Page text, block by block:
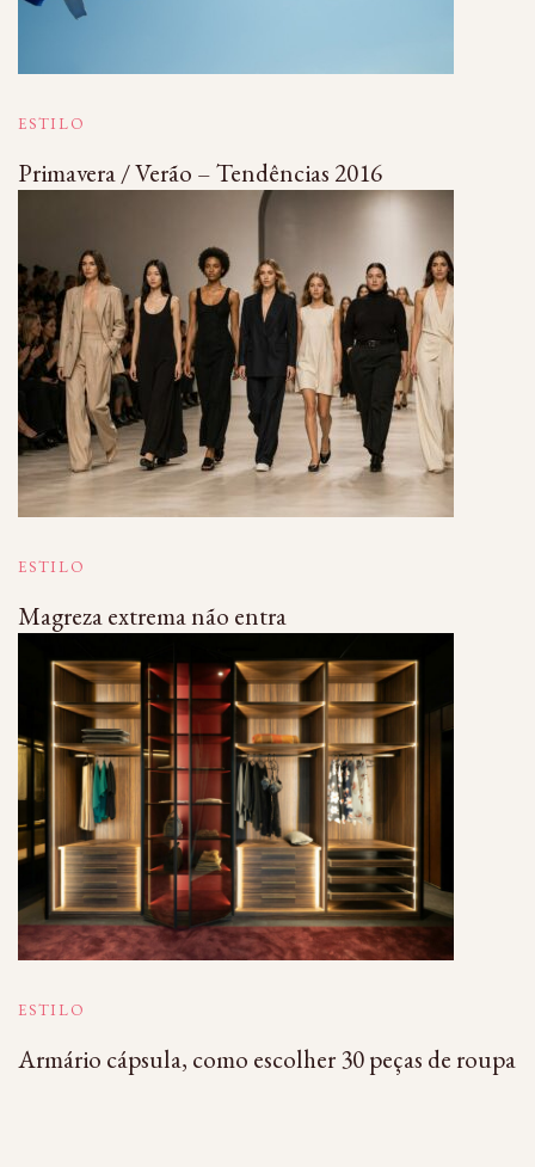
ESTILO
Primavera / Verão – Tendências 2016
ESTILO
Magreza extrema não entra
ESTILO
Armário cápsula, como escolher 30 peças de roupa